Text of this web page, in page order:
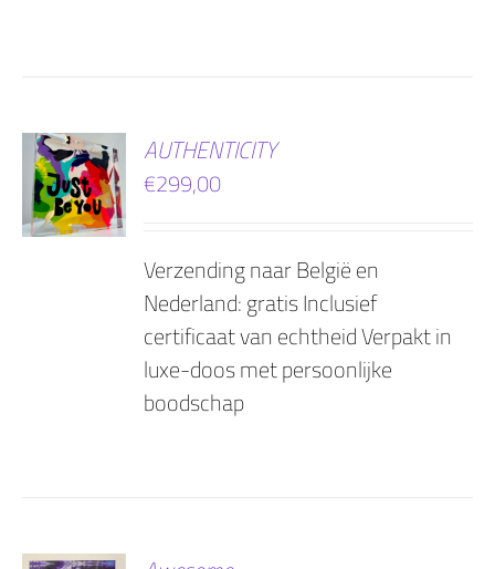
AUTHENTICITY
€299,00
Verzending naar België en
Nederland: gratis Inclusief
certificaat van echtheid Verpakt in
luxe-doos met persoonlijke
boodschap